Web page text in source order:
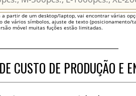
a partir de um desktop/laptop, vai encontrar várias
de vários símbolos, ajuste de texto (posicionamento/
móvel muitas fuções estão limitadas.
CUSTO DE PRODUÇÃO E